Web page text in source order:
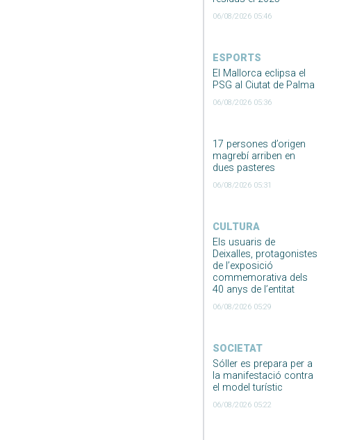
06/08/2026 05:46
ESPORTS
El Mallorca eclipsa el
PSG al Ciutat de Palma
06/08/2026 05:36
17 persones d’origen
magrebí arriben en
dues pasteres
06/08/2026 05:31
CULTURA
Els usuaris de
Deixalles, protagonistes
de l’exposició
commemorativa dels
40 anys de l’entitat
06/08/2026 05:29
SOCIETAT
Sóller es prepara per a
la manifestació contra
el model turístic
06/08/2026 05:22